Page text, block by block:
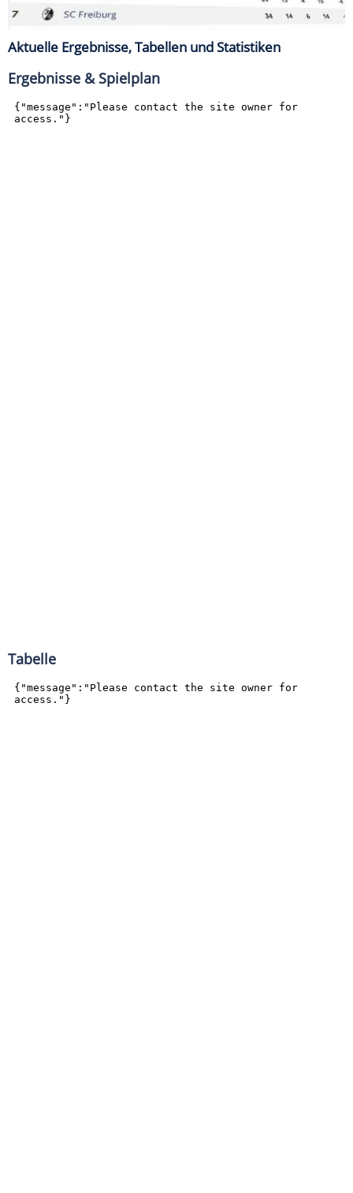
Aktuelle Ergebnisse, Tabellen und Statistiken
Ergebnisse & Spielplan
Tabelle